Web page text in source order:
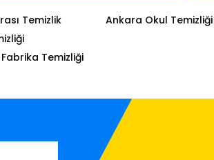
Temizlik
Ankara Okul Temizliği
Temizliği